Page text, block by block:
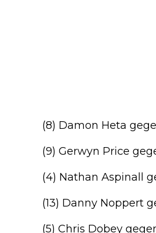
(8) Damon Heta
(9) Gerwyn Price
(4) Nathan Aspinall
(13) Danny Noppert
(5) Chris Dobey